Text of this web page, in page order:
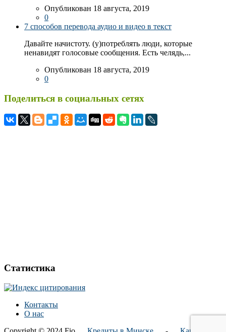
Опубликован 18 августа, 2019
0
7 способов перевода аудио и видео в текст
Давайте начистоту. (у)потреблять люди, которые
ненавидят голосовые сообщения. Есть челядь,...
Опубликован 18 августа, 2019
0
Поделиться в социальных сетях
Статистика
Контакты
О нас